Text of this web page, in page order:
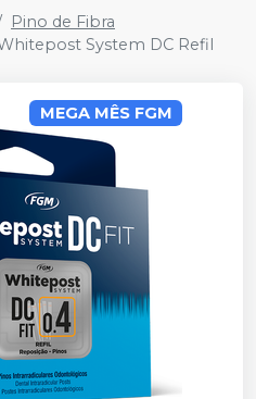
Pino de Fibra
System DC Refil
MEGA MÊS FGM